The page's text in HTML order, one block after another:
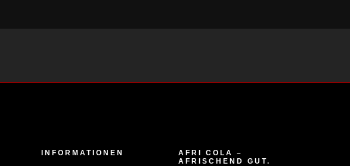
INFORMATIONEN
AFRI COLA –
AFRISCHEND GUT.